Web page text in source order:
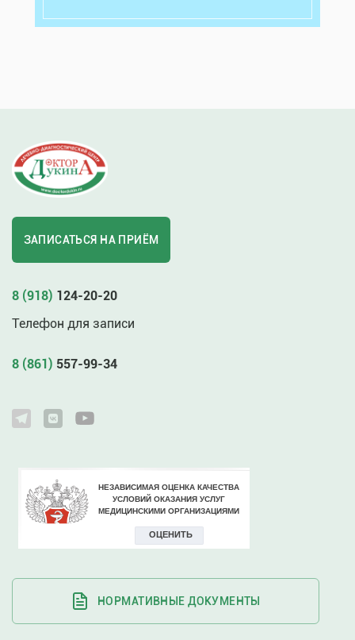
ЗАПИСАТЬСЯ НА ПРИЁМ
8 (918) 124-20-20
Телефон для записи
8 (861) 557-99-34
НОРМАТИВНЫЕ ДОКУМЕНТЫ